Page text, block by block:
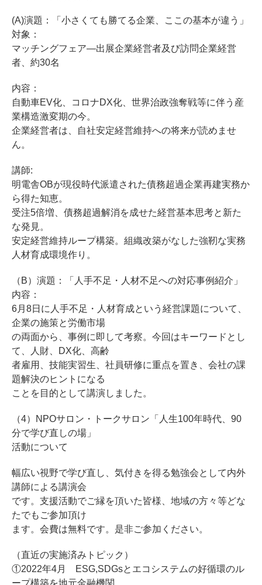
(A)演題：「小さくても勝てる企業、ここの基本が違う」
対象：
マッチングフェア―出展企業経営者及び訪問企業経営
者、約30名
内容：
自動車EV化、コロナDX化、世界治政強奪戦等に伴う産
業構造激変期の今。
企業経営者は、自社安定経営維持への将来が読めませ
ん。
講師:
明電舎OBが現役時代派遣された債務超過企業再建実務か
ら得た知恵。
受注5倍増、債務超過解消を成せた経営基本思考と新た
な発見。
安定経営維持ループ構築。組織改築がなした強靭な実務
人材育成環境作り。
（B）演題：「人手不足・人材不足への対応事例紹介」
内容：
6月8日に人手不足・人材育成という経営課題について、
企業の施策と労働市場
の両面から、事例に即して考察。今回はキーワードとし
て、人財、DX化、高齢
者雇用、技能実習生、社員研修に重点を置き、会社の課
題解決のヒントになる
ことを目的として講演しました。
（4）NPOサロン・トークサロン「人生100年時代、90
分で学び直しの場」
活動について
幅広い視野で学び直し、気付きを得る勉強会として内外
講師による講演会
です。支援活動でご縁を頂いた皆様、地域の方々等どな
たでもご参加頂け
ます。会費は無料です。是非ご参加ください。
（直近の実施済みトピック）
①2022年4月 ESG,SDGsとエコシステムの好循環のル
ープ構築を地元金融機関